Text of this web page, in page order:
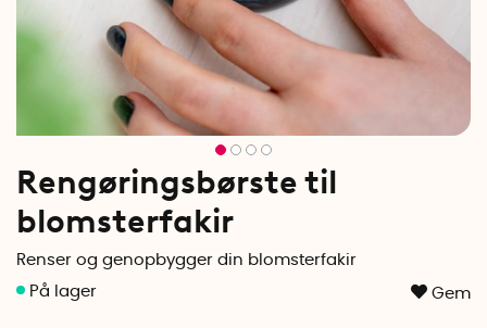
Rengøringsbørste til
blomsterfakir
Renser og genopbygger din blomsterfakir
Gem